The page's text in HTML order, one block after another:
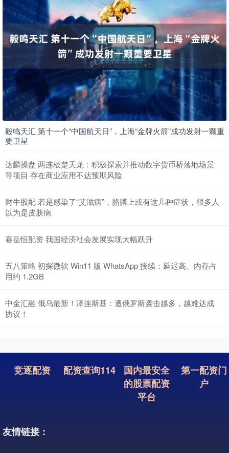
毅鸣天汇 第十一个“中国航天日”，上海“金牌火箭”成功发射一颗重
要卫星
达麟操盘 两连板楚天龙：积极探索并推动数字货币桥落地场景
等项目 存在商业应用不达预期风险
财牛股配 若是感染了“艾滋病”，胳膊上或有这几种症状，很多人
以为是皮肤病
赛岳恒配资 我国经济社会发展实现大幅跃升
五八策略 初探微软 Win11 版 WhatsApp 接续：延迟高、内存占
用约 1.2GB
中金汇融 俄乌最新！泽连斯基：遭俄罗斯袭击越多，越难达成
协议！
竞逐配资 配资查询114
国内最安全
的股票配资
平台
第一配资门
户
友情链接：